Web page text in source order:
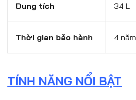
Dung tích 34 L
Thời gian bảo hành 4 năm
TÍNH NĂNG NỔI BẬT